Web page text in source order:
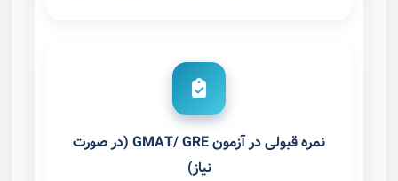
نمره قبولی در آزمون GMAT/ GRE (در صورت
نیاز)